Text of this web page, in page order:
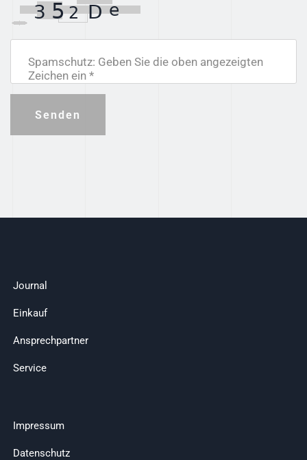
Spamschutz: Geben Sie die oben angezeigten
Zeichen ein *
Senden
Journal
Einkauf
Ansprechpartner
Service
Impressum
Datenschutz